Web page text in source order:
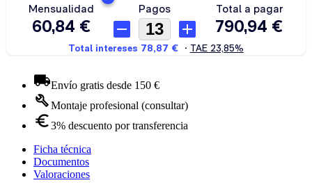
Envío gratis desde 150 €
Montaje profesional (consultar)
3% descuento por transferencia
Ficha técnica
Documentos
Valoraciones